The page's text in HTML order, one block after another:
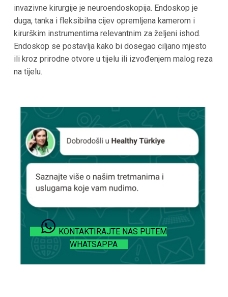
invazivne kirurgije je neuroendoskopija. Endoskop je
duga, tanka i fleksibilna cijev opremljena kamerom i
kirurškim instrumentima relevantnim za željeni ishod.
Endoskop se postavlja kako bi dosegao ciljano mjesto
ili kroz prirodne otvore u tijelu ili izvođenjem malog reza
na tijelu.
KONTAKTIRAJTE NAS PUTEM
WHATSAPPA